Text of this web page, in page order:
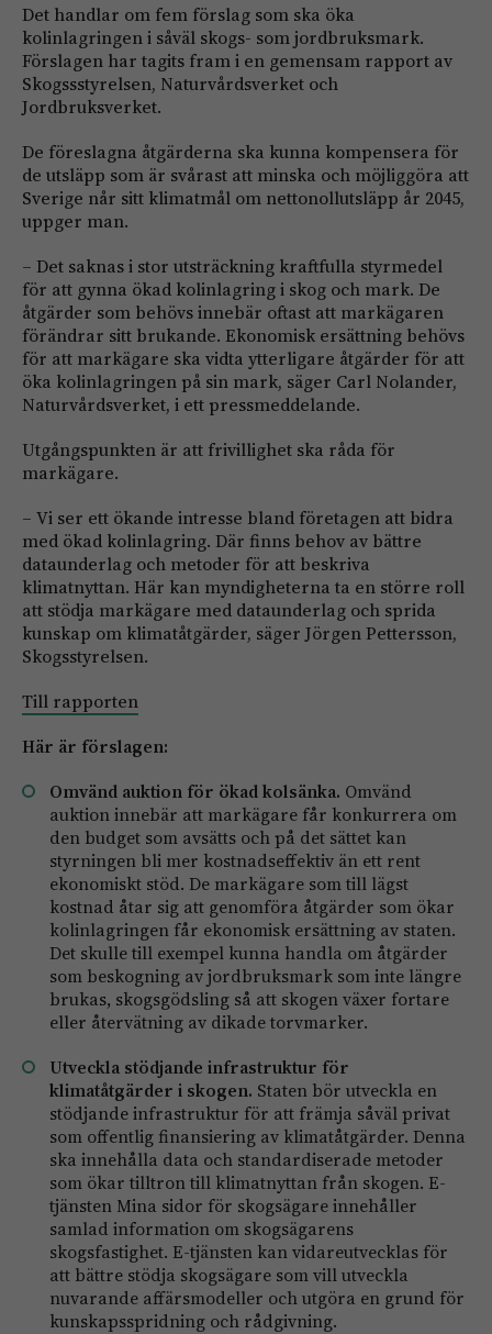
Det handlar om fem förslag som ska öka
kolinlagringen i såväl skogs- som jordbruksmark.
Förslagen har tagits fram i en gemensam rapport av
Skogssstyrelsen, Naturvårdsverket och
Jordbruksverket.
De föreslagna åtgärderna ska kunna kompensera för
de utsläpp som är svårast att minska och möjliggöra att
Sverige når sitt klimatmål om nettonollutsläpp år 2045,
uppger man.
– Det saknas i stor utsträckning kraftfulla styrmedel
för att gynna ökad kolinlagring i skog och mark. De
åtgärder som behövs innebär oftast att markägaren
förändrar sitt brukande. Ekonomisk ersättning behövs
för att markägare ska vidta ytterligare åtgärder för att
öka kolinlagringen på sin mark, säger Carl Nolander,
Naturvårdsverket, i ett pressmeddelande.
Utgångspunkten är att frivillighet ska råda för
markägare.
– Vi ser ett ökande intresse bland företagen att bidra
med ökad kolinlagring. Där finns behov av bättre
dataunderlag och metoder för att beskriva
klimatnyttan. Här kan myndigheterna ta en större roll
att stödja markägare med dataunderlag och sprida
kunskap om klimatåtgärder, säger Jörgen Pettersson,
Skogsstyrelsen.
Till rapporten
Här är förslagen:
Omvänd auktion för ökad kolsänka. Omvänd
auktion innebär att markägare får konkurrera om
den budget som avsätts och på det sättet kan
styrningen bli mer kostnadseffektiv än ett rent
ekonomiskt stöd. De markägare som till lägst
kostnad åtar sig att genomföra åtgärder som ökar
kolinlagringen får ekonomisk ersättning av staten.
Det skulle till exempel kunna handla om åtgärder
som beskogning av jordbruksmark som inte längre
brukas, skogsgödsling så att skogen växer fortare
eller återvätning av dikade torvmarker.
Utveckla stödjande infrastruktur för
klimatåtgärder i skogen. Staten bör utveckla en
stödjande infrastruktur för att främja såväl privat
som offentlig finansiering av klimatåtgärder. Denna
ska innehålla data och standardiserade metoder
som ökar tilltron till klimatnyttan från skogen. E-
tjänsten Mina sidor för skogsägare innehåller
samlad information om skogsägarens
skogsfastighet. E-tjänsten kan vidareutvecklas för
att bättre stödja skogsägare som vill utveckla
nuvarande affärsmodeller och utgöra en grund för
kunskapsspridning och rådgivning.